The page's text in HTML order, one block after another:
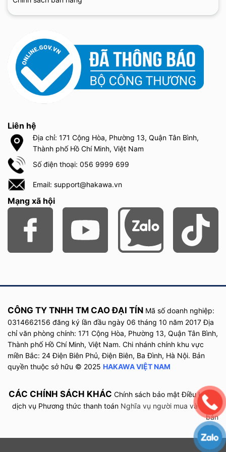
Khi mua hàng tại HAKAWA, bạn không chỉ được đảm bảo về chất
chóng và chế độ dùng thử hấp dẫn. Đặc biệt, các sản phẩm đều
có thông tin rõ ràng, kiểm chứng nguồn gốc và đi kèm chính
sách hoàn tiền 100% trong vòng 100 ngày nếu không hài lòng với
kỳ vọng khi quyết định mua.
Mua máy lọc không khí Airdog X7 Pro chính hãng tại HAKAWA
Máy lọc không khí AIRDOG X7 PRO không chỉ nổi bật với công
nghệ TPA tiên tiến mà còn mang lại hiệu quả toàn diện trong việc
khí cho gia đình hoặc văn phòng, máy lọc không khí AIRDOG X7
phối chính hãngHAKAWA để được tư vấn chi tiết, trải nghiệm
sản phẩm và nhận ưu đãi đặc biệt hôm nay!
Liên hệ
Địa chỉ: 171 Cộng Hòa, Phường 13, Quận Tân Bình,
Thành phố Hồ Chí Minh, Việt Nam
Số điện thoại: 056 9999 699
Email: support@hakawa.vn
Mạng xã hội
CÔNG TY TNHH TM CAO ĐẠI TÍN Mã số doanh nghiệp:
0314662156 đăng ký lần đầu ngày 06 tháng 10 năm 2017Địa
chỉ văn phòng chính: 171 Cộng Hòa, Phường 13, Quận Tân Bình,
Thành phố Hồ Chí Minh, Việt Nam. Chi nhánh chính khu vực
miền Bắc: 24 Điện Biên Phủ, Điện Biên, Ba Đình, Hà Nội. Bản
quyền thuộc sở hữu © 2025 HAKAWA VIỆT NAM
CÁC CHÍNH SÁCH KHÁC Chính sách bảo mật Điều khoản
dịch vụ Phương thức thanh toán Nghĩa vụ người mua và người
bán